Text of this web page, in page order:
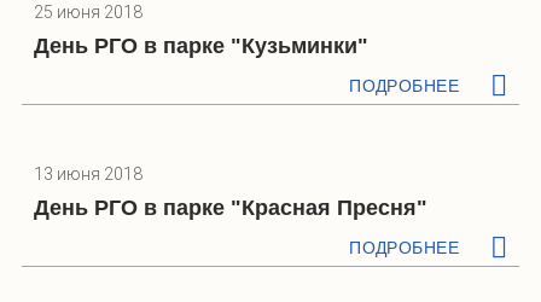
25 июня 2018
День РГО в парке "Кузьминки"
ПОДРОБНЕЕ
13 июня 2018
День РГО в парке "Красная Пресня"
ПОДРОБНЕЕ